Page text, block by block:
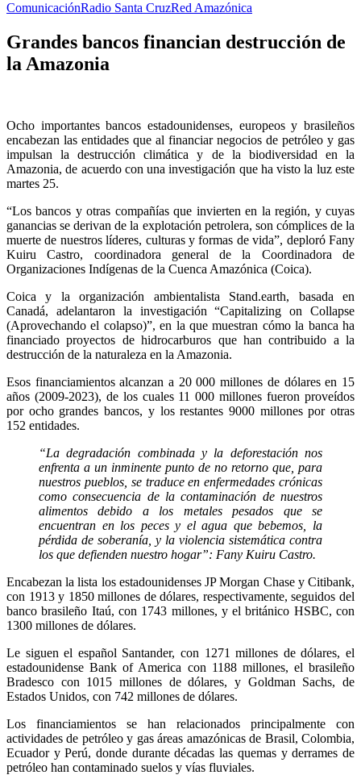
ComunicaciónRadio Santa CruzRed Amazónica
Grandes bancos financian destrucción de
la Amazonia
Ocho importantes bancos estadounidenses, europeos y brasileños
encabezan las entidades que al financiar negocios de petróleo y gas
impulsan la destrucción climática y de la biodiversidad en la
Amazonia, de acuerdo con una investigación que ha visto la luz este
martes 25.
“Los bancos y otras compañías que invierten en la región, y cuyas
ganancias se derivan de la explotación petrolera, son cómplices de la
muerte de nuestros líderes, culturas y formas de vida”, deploró Fany
Kuiru Castro, coordinadora general de la Coordinadora de
Organizaciones Indígenas de la Cuenca Amazónica (Coica).
Coica y la organización ambientalista Stand.earth, basada en
Canadá, adelantaron la investigación “Capitalizing on Collapse
(Aprovechando el colapso)”, en la que muestran cómo la banca ha
financiado proyectos de hidrocarburos que han contribuido a la
destrucción de la naturaleza en la Amazonia.
Esos financiamientos alcanzan a 20 000 millones de dólares en 15
años (2009-2023), de los cuales 11 000 millones fueron proveídos
por ocho grandes bancos, y los restantes 9000 millones por otras
152 entidades.
“La degradación combinada y la deforestación nos
enfrenta a un inminente punto de no retorno que, para
nuestros pueblos, se traduce en enfermedades crónicas
como consecuencia de la contaminación de nuestros
alimentos debido a los metales pesados que se
encuentran en los peces y el agua que bebemos, la
pérdida de soberanía, y la violencia sistemática contra
los que defienden nuestro hogar”: Fany Kuiru Castro.
Encabezan la lista los estadounidenses JP Morgan Chase y Citibank,
con 1913 y 1850 millones de dólares, respectivamente, seguidos del
banco brasileño Itaú, con 1743 millones, y el británico HSBC, con
1300 millones de dólares.
Le siguen el español Santander, con 1271 millones de dólares, el
estadounidense Bank of America con 1188 millones, el brasileño
Bradesco con 1015 millones de dólares, y Goldman Sachs, de
Estados Unidos, con 742 millones de dólares.
Los financiamientos se han relacionados principalmente con
actividades de petróleo y gas áreas amazónicas de Brasil, Colombia,
Ecuador y Perú, donde durante décadas las quemas y derrames de
petróleo han contaminado suelos y vías fluviales.